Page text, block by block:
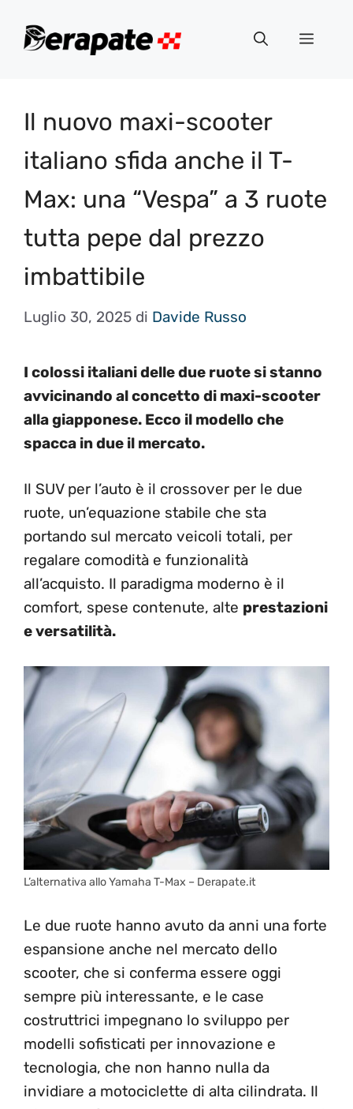
Menu
Il nuovo maxi-scooter
italiano sfida anche il T-
Max: una “Vespa” a 3 ruote
tutta pepe dal prezzo
imbattibile
Luglio 30, 2025 di Davide Russo
I colossi italiani delle due ruote si stanno
avvicinando al concetto di maxi-scooter
alla giapponese. Ecco il modello che
spacca in due il mercato.
Il SUV per l’auto è il crossover per le due
ruote, un’equazione stabile che sta
portando sul mercato veicoli totali, per
regalare comodità e funzionalità
all’acquisto. Il paradigma moderno è il
comfort, spese contenute, alte prestazioni
e versatilità.
L’alternativa allo Yamaha T-Max – Derapate.it
Le due ruote hanno avuto da anni una forte
espansione anche nel mercato dello
scooter, che si conferma essere oggi
sempre più interessante, e le case
costruttrici impegnano lo sviluppo per
modelli sofisticati per innovazione e
tecnologia, che non hanno nulla da
invidiare a motociclette di alta cilindrata. Il